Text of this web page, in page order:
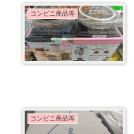
コンビニ商品等
コンビニ商品等